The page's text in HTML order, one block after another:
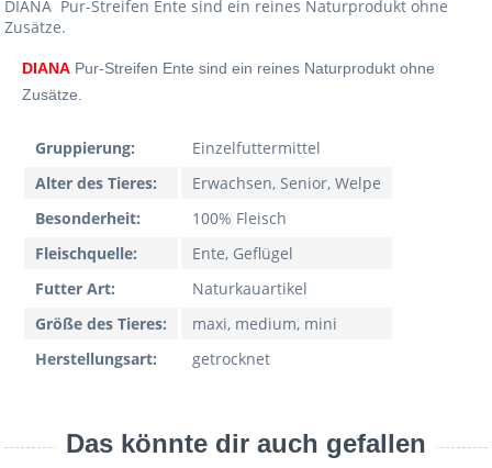
DIANA Pur-Streifen Ente sind ein reines Naturprodukt ohne
Zusätze.
DIANA Pur-Streifen Ente sind ein reines Naturprodukt ohne
Zusätze.
Gruppierung:
Einzelfuttermittel
Alter des Tieres:
Erwachsen, Senior, Welpe
Besonderheit:
100% Fleisch
Fleischquelle:
Ente, Geflügel
Futter Art:
Naturkauartikel
Größe des Tieres:
maxi, medium, mini
Herstellungsart:
getrocknet
Das könnte dir auch gefallen